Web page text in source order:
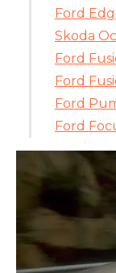
Ford
Skoda
Ford
Ford
Ford
Ford